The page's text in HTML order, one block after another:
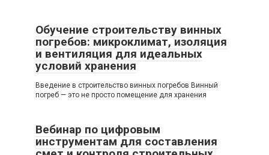
Обучение строительству винных
погребов: микроклимат, изоляция
и вентиляция для идеальных
условий хранения
Введение в строительство винных погребов Винный
погреб — это не просто помещение для хранения
Вебинар по цифровым
инструментам для составления